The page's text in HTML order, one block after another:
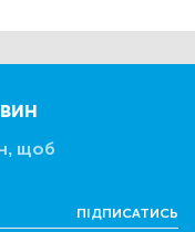
щоб
ПІДПИСАТИСЬ